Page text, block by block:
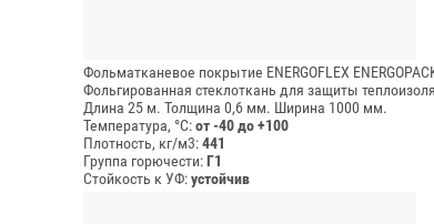
Фольматканевое покрытие ENERGOFLEX
Фольгированная стеклоткань для защиты
Длина 25 м. Толщина 0,6 мм. Ширина 1000 мм.
Температура, °C:от -40 до +100
Плотность, кг/м3:441
Группа горючести:Г1
Стойкость к УФ:устойчив